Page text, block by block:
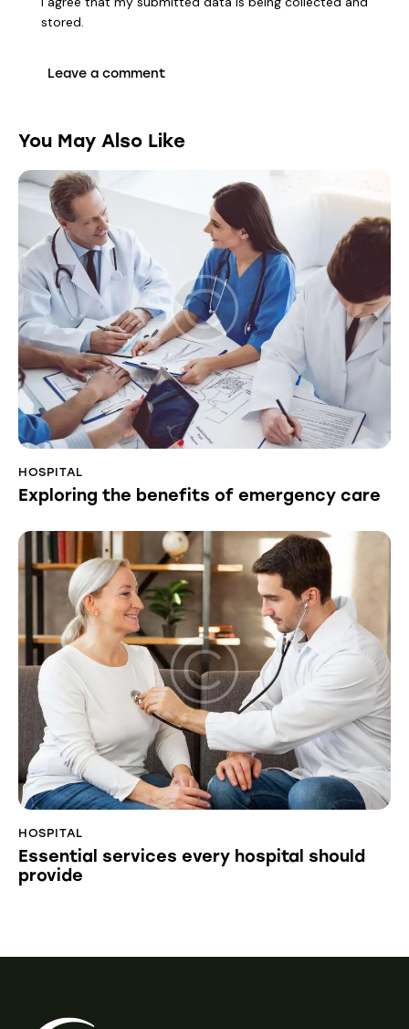
stored.
You May Also Like
HOSPITAL
Exploring the benefits of emergency care
HOSPITAL
Essential services every hospital should
provide